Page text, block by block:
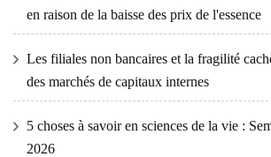
en raison de la baisse des prix de l'essence
Les filiales non bancaires et la fragilité
des marchés de capitaux internes
5 choses à savoir en sciences de la vie :
2026